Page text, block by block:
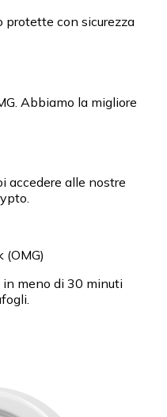
protette con sicurezza
Abbiamo la migliore
accedere alle nostre
(OMG)
meno di 30 minuti